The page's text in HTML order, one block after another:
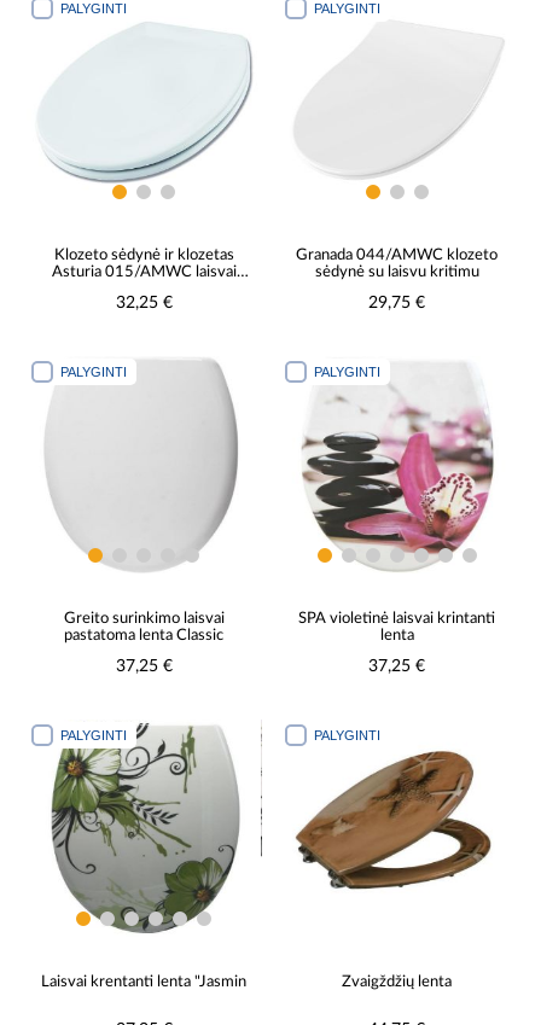
PALYGINTI
Klozeto sėdynė ir klozetas
Asturia 015/AMWC laisvai
32,25 €
PALYGINTI
Granada 044/AMWC klozeto
sėdynė su laisvu kritimu
29,75 €
PALYGINTI
Greito surinkimo laisvai
pastatoma lenta Classic
37,25 €
PALYGINTI
SPA violetinė laisvai krintanti
lenta
37,25 €
PALYGINTI
Laisvai krentanti lenta "Jasmin
PALYGINTI
Žvaigždžių lenta